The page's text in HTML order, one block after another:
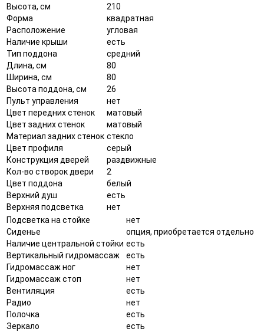
Высота, см
210
Форма
квадратная
Расположение
угловая
Наличие крыши
есть
Тип поддона
средний
Длина, см
80
Ширина, см
80
Высота поддона, см
26
Пульт управления
нет
Цвет передних стенок
матовый
Цвет задних стенок
матовый
Материал задних стенок стекло
Цвет профиля
серый
Конструкция дверей
раздвижные
Кол-во створок двери
2
Цвет поддона
белый
Верхний душ
есть
Верхняя подсветка
нет
Подсветка на стойке
нет
Сиденье
опция, приобретается отдельно
Наличие центральной стойки есть
Вертикальный гидромассаж
есть
Гидромассаж ног
нет
Гидромассаж стоп
нет
Вентиляция
есть
Радио
нет
Полочка
есть
Зеркало
есть